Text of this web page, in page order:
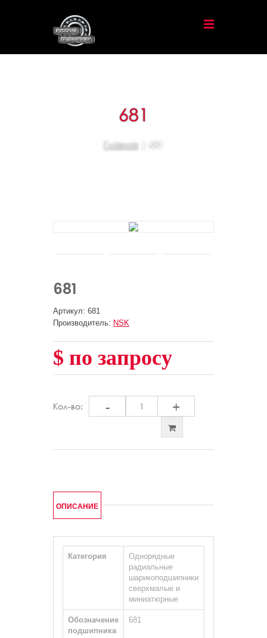
681
Главная | 681
681
Артикул: 681
Производитель: NSK
$ по запросу
Кол-во: - +
ОПИСАНИЕ
Категория
Однорядные
радиальные
шарикоподшипники
сверхмалые и
миниатюрные
Обозначение
подшипника
681